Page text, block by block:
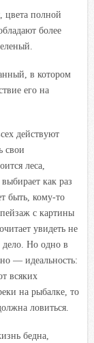
цвета полной
более
в котором
его на
действуют
свои
леса,
как раз
быть, кому-то
с картины
увидеть не
Но одно в
— идеальность:
всяких
на рыбалке, то
ловиться.
бедна,